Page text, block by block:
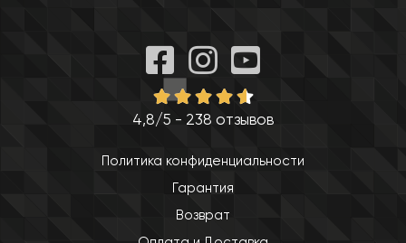
4,8/5 - 238 отзывов
Политика конфиденциальности
Гарантия
Возврат